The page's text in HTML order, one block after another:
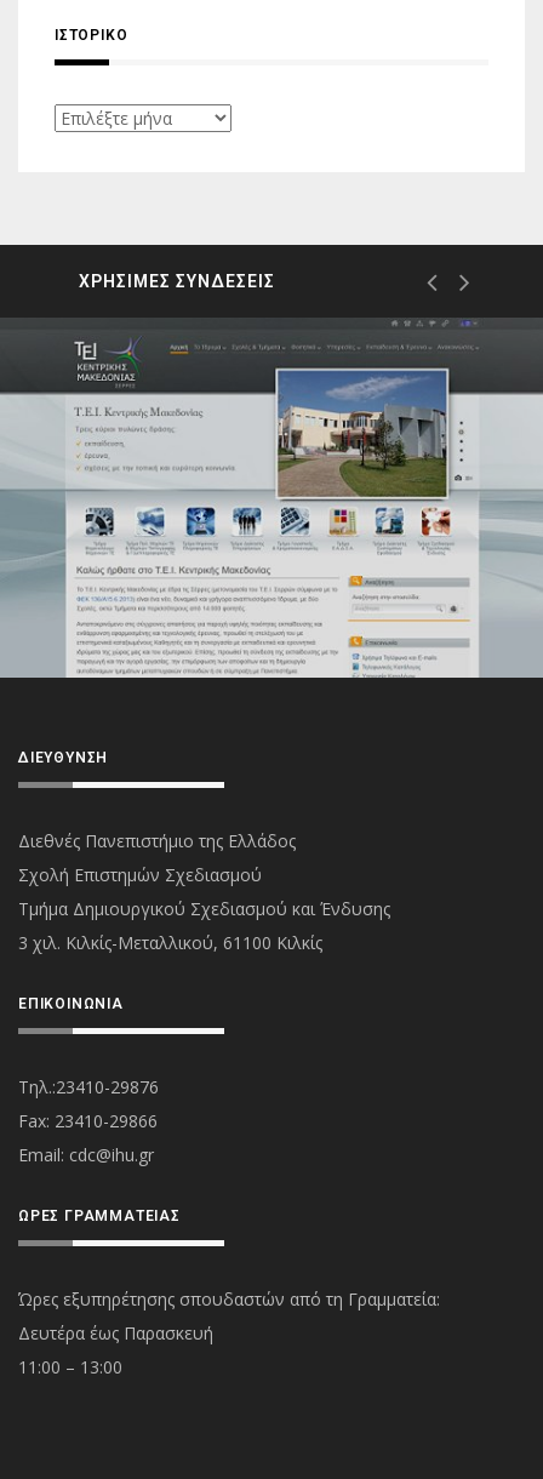
ΙΣΤΟΡΙΚΌ
Ιστορικό
ΧΡΗΣΙΜΕΣ ΣΥΝΔΕΣΕΙΣ
ΔΙΕΎΘΥΝΣΗ
Διεθνές Πανεπιστήμιο της Ελλάδος
Σχολή Επιστημών Σχεδιασμού
Τμήμα Δημιουργικού Σχεδιασμού και Ένδυσης
3 χιλ. Κιλκίς-Μεταλλικού, 61100 Κιλκίς
ΕΠΙΚΟΙΝΩΝΊΑ
Τηλ.:23410-29876
Fax: 23410-29866
Εmail: cdc@ihu.gr
ΏΡΕΣ ΓΡΑΜΜΑΤΕΊΑΣ
Ώρες εξυπηρέτησης σπουδαστών από τη Γραμματεία:
Δευτέρα έως Παρασκευή
11:00 – 13:00